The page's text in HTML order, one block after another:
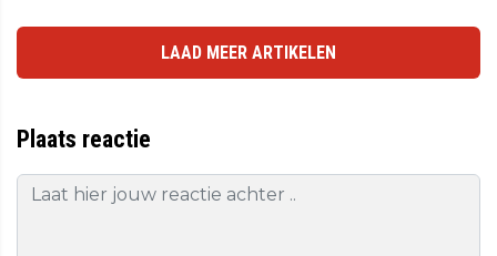
LAAD MEER ARTIKELEN
Plaats reactie